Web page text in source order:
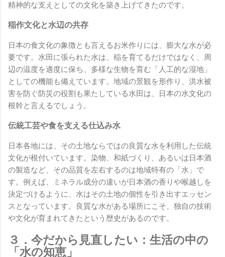
精神的な支えとしての文化を築き上げてきたのです。
稲作文化と水辺の共存
日本の食文化の象徴とも言えるお米作りには、膨大な水が必
要です。水田に張られた水は、稲を育てるだけではなく、周
辺の温度を適度に保ち、多様な生物を育む「人工的な湿地」
としての機能も備えています。地域の景観を形作り、洪水被
害を防ぐ防災の役割も果たしている水田は、日本の水文化の
根幹と言えるでしょう。
伝統工芸や食を支える仕込み水
日本各地には、その土地ならではの良質な水を利用した伝統
文化が根付いています。染物、和紙づくり、あるいは日本酒
の製造など、その品質を左右するのは地域特有の「水」で
す。例えば、ミネラル成分の違いが日本酒の香りや喉越しを
決定づけるように、水はその土地の個性を引き出すエッセン
スとなっています。良質な水がある場所にこそ、独自の技術
や文化が育まれてきたという歴史があるのです。
３．今だから見直したい：生活の中の
「水の知恵」